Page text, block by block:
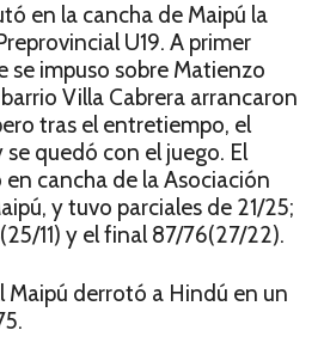
en la cancha de Maipú la
U19. A primer
se impuso sobre Matienzo
Villa Cabrera arrancaron
tras el entretiempo, el
se quedó con el juego. El
cancha de la Asociación
y tuvo parciales de 21/25;
11) y el final 87/76(27/22).
Maipú derrotó a Hindú en un